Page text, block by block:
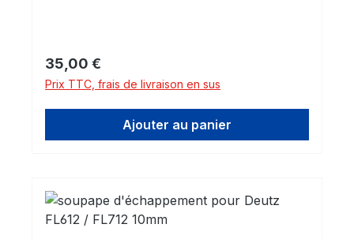
Prix régulier :
35,00 €
Prix TTC, frais de livraison en sus
Ajouter au panier